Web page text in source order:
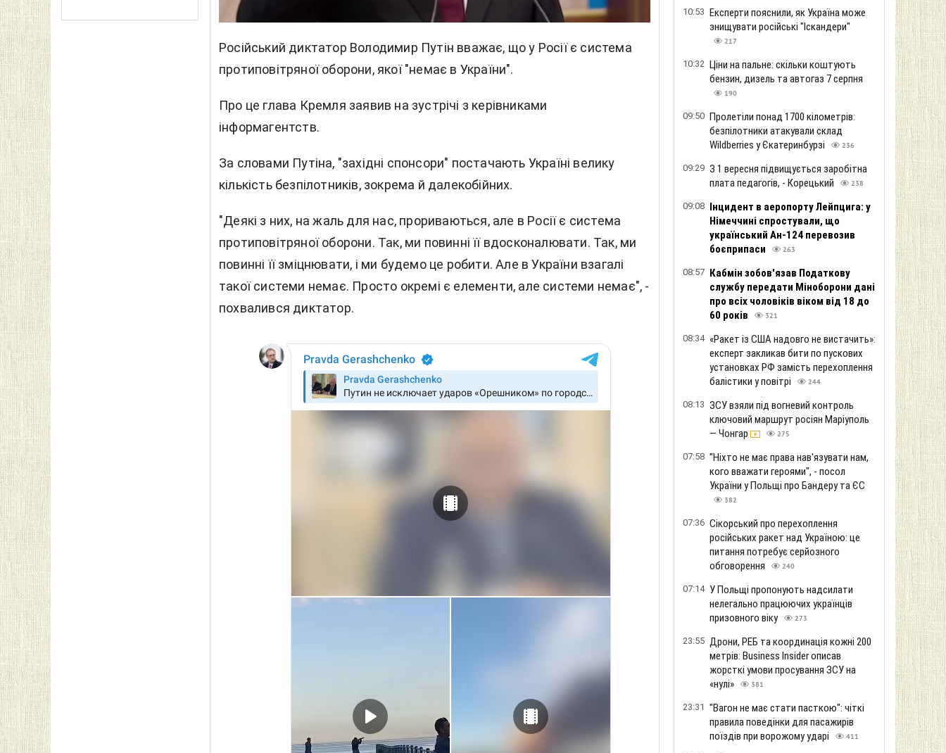
Російський диктатор Володимир Путін вважає, що у Росії є система
протиповітряної оборони, якої "немає в України".
Про це глава Кремля заявив на зустрічі з керівниками
інформагентств.
За словами Путіна, "західні спонсори" постачають Україні велику
кількість безпілотників, зокрема й далекобійних.
"Деякі з них, на жаль для нас, прориваються, але в Росії є система
протиповітряної оборони. Так, ми повинні її вдосконалювати. Так, ми
повинні її зміцнювати, і ми будемо це робити. Але в України взагалі
такої системи немає. Просто окремі є елементи, але системи немає", -
похвалився диктатор.
10:53 Експерти пояснили, як Україна може
знищувати російські "Іскандери"
217
10:32 Ціни на пальне: скільки коштують
бензин, дизель та автогаз 7 серпня
190
09:50 Пролетіли понад 1700 кілометрів:
безпілотники атакували склад
Wildberries у Єкатеринбурзі
236
09:29 З 1 вересня підвищується заробітна
плата педагогів, - Корецький
238
09:08 Інцидент в аеропорту Лейпцига: у
Німеччині спростували, що
український Ан-124 перевозив
боєприпаси
263
08:57 Кабмін зобов'язав Податкову
службу передати Міноборони дані
про всіх чоловіків віком від 18 до
60 років
321
08:34 «Ракет із США надовго не вистачить»:
експерт закликав бити по пускових
установках РФ замість перехоплення
балістики у повітрі
244
08:13 ЗСУ взяли під вогневий контроль
ключовий маршрут росіян Маріуполь
— Чонгар
275
07:58 "Ніхто не має права нав'язувати нам,
кого вважати героями", - посол
України у Польщі про Бандеру та ЄС
382
07:36 Сікорський про перехоплення
російських ракет над Україною: це
питання потребує серйозного
обговорення
240
07:14 У Польщі пропонують надсилати
нелегально працюючих українців
призовного віку
273
23:55 Дрони, РЕБ та координація кожні 200
метрів: Business Insider описав
жорсткі умови просування ЗСУ на
«нулі»
381
23:31 "Вагон не має стати пасткою": чіткі
правила поведінки для пасажирів
поїздів при ворожому ударі
411